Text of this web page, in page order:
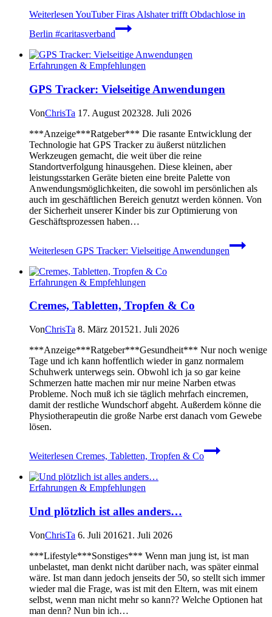
Weiterlesen YouTuber Firas Alshater trifft Obdachlose in
Berlin #caritasverband
Erfahrungen & Empfehlungen
GPS Tracker: Vielseitige Anwendungen
VonChrisTa 17. August 202328. Juli 2026
***Anzeige***Ratgeber*** Die rasante Entwicklung der
Technologie hat GPS Tracker zu äußerst nützlichen
Werkzeugen gemacht, die weit über die reine
Standortverfolgung hinausgehen. Diese kleinen, aber
leistungsstarken Geräte bieten eine breite Palette von
Anwendungsmöglichkeiten, die sowohl im persönlichen als
auch im geschäftlichen Bereich genutzt werden können. Von
der Sicherheit unserer Kinder bis zur Optimierung von
Geschäftsprozessen haben…
Weiterlesen GPS Tracker: Vielseitige Anwendungen
Erfahrungen & Empfehlungen
Cremes, Tabletten, Tropfen & Co
VonChrisTa 8. März 201521. Juli 2026
***Anzeige***Ratgeber***Gesundheit*** Nur noch wenige
Tage und ich kann hoffentlich wieder in ganz normalem
Schuhwerk unterwegs sein. Obwohl ich ja so gar keine
Schmerzen hatte machen mir nur meine Narben etwas
Probleme. Noch muß ich sie täglich mehrfach eincremen,
damit der restliche Wundschorf abgeht. Außerdem könne die
Physiotherapeutin die große Narbe erst danach vom Gewebe
lösen.
Weiterlesen Cremes, Tabletten, Tropfen & Co
Erfahrungen & Empfehlungen
Und plötzlich ist alles anders…
VonChrisTa 6. Juli 201621. Juli 2026
***Lifestyle***Sonstiges*** Wenn man jung ist, ist man
unbelastet, man denkt nicht darüber nach, was später einmal
wäre. Ist man dann jedoch jenseits der 50, so stellt sich immer
wieder mal die Frage, was ist mit den Eltern, was mit einem
selbst, wenn man nicht mehr so kann?? Welche Optionen hat
man denn? Nun bin ich…